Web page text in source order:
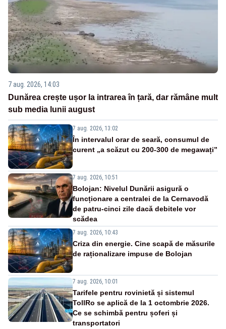
7 aug. 2026, 14:03
Dunărea crește ușor la intrarea în țară, dar rămâne mult
sub media lunii august
7 aug. 2026, 13:02
În intervalul orar de seară, consumul de
curent „a scăzut cu 200-300 de megawați”
7 aug. 2026, 10:51
Bolojan: Nivelul Dunării asigură o
funcționare a centralei de la Cernavodă
de patru-cinci zile dacă debitele vor
scădea
7 aug. 2026, 10:43
Criza din energie. Cine scapă de măsurile
de raționalizare impuse de Bolojan
7 aug. 2026, 10:01
Tarifele pentru rovinietă și sistemul
TollRo se aplică de la 1 octombrie 2026.
Ce se schimbă pentru șoferi și
transportatori